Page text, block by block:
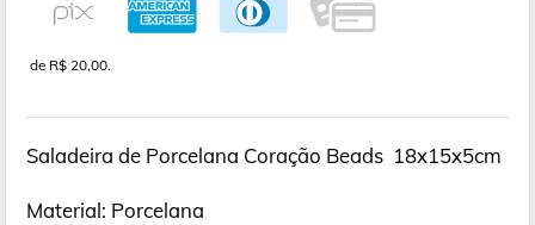
de R$ 20,00.
Saladeira de Porcelana Coração Beads 18x15x5cm
Material: Porcelana